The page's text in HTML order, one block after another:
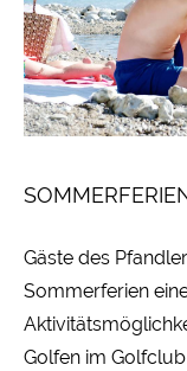
Gäste des
Sommerferien
Golfen im